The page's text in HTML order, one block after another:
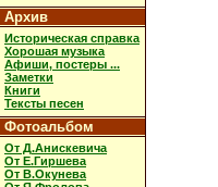
Архив
Историческая справка
Хорошая музыка
Афиши, постеры ...
Заметки
Книги
Тексты песен
Фотоальбом
От Д.Анискевича
От Е.Гиршева
От В.Окунева